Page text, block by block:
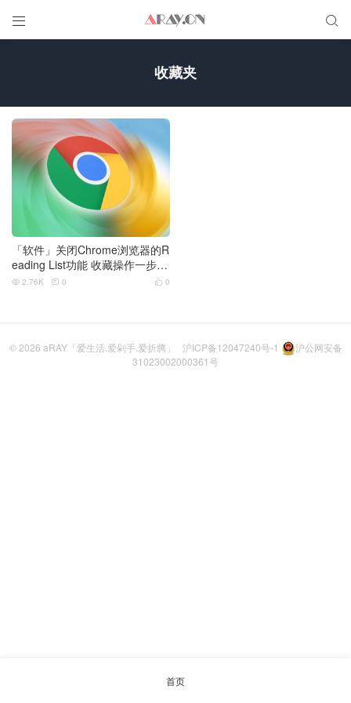
 
收藏夹
「软件」关闭Chrome浏览器的R
eading List功能 收藏操作一步完
成
 0
 2.76K  0
© 2026 aRAY「爱生活.爱剁手.爱折腾」 沪ICP备12047240号-1
沪公网安备
31023002000361号
首页